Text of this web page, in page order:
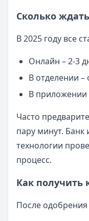
Сколько
В 2025 году все
Онлайн – 2-3
В отделении –
В приложении
Часто
пару минут.
технологии
процесс.
Как получить
После